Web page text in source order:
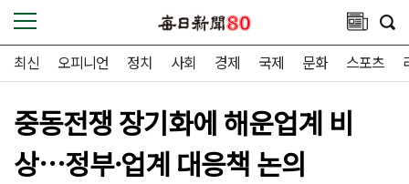
최신 오피니언 정치 사회 경제 국제 문화 스포츠
중동전쟁 장기화에 해운업계 비
상…정부·업계 대응책 논의